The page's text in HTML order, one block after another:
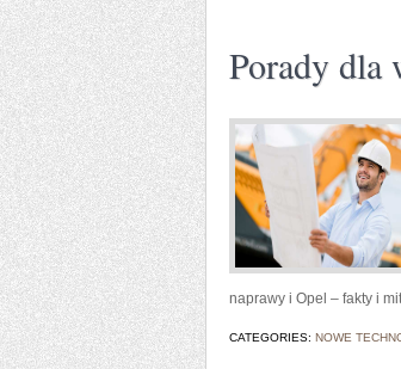
Porady dla
naprawy i Opel – fakty i
CATEGORIES: NOWE